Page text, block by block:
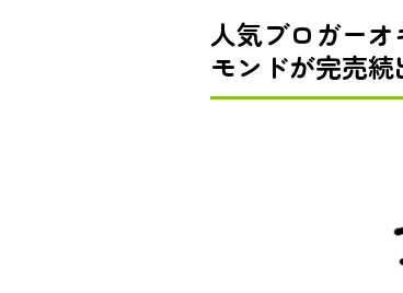
人気ブロガー
モンドが完売続